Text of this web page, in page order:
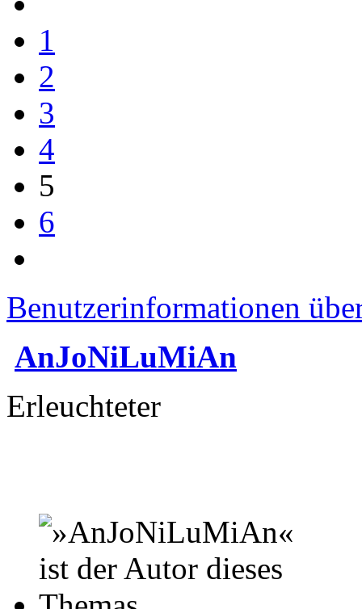
1
2
3
4
5
6
Benutzerinformationen
AnJoNiLuMiAn
Erleuchteter